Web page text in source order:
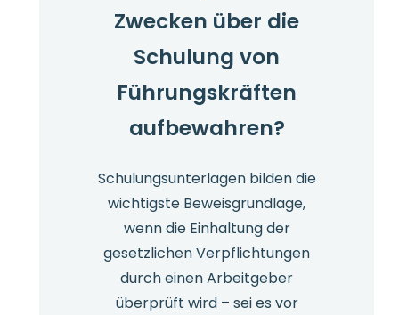
ist
Zwecken über die
Schulung von
Führungskräften
aufbewahren?
Schulungsunterlagen bilden die
wichtigste Beweisgrundlage,
wenn die Einhaltung der
gesetzlichen Verpflichtungen
durch einen Arbeitgeber
überprüft wird – sei es vor